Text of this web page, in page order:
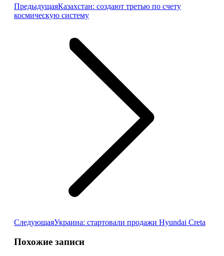
ПредыдущаяПредыдущая
запись:
Казахстан: создают третью по счету
космическую систему
СледующаяСледующая
Украина: стартовали продажи Hyundai Creta
Похожие записи